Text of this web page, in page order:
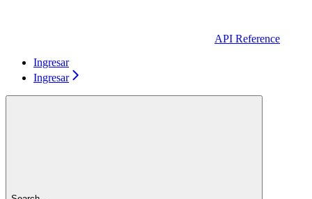
API Reference
Ingresar
Ingresar